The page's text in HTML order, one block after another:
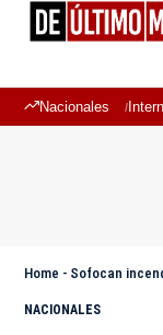
Nacionales
Home - Sofocan
NACIONALES